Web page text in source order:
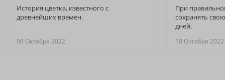
История цветка, известного с
древнейших времен.
06 Октября 2022
При
сохранять
дней.
10 Октября 2022